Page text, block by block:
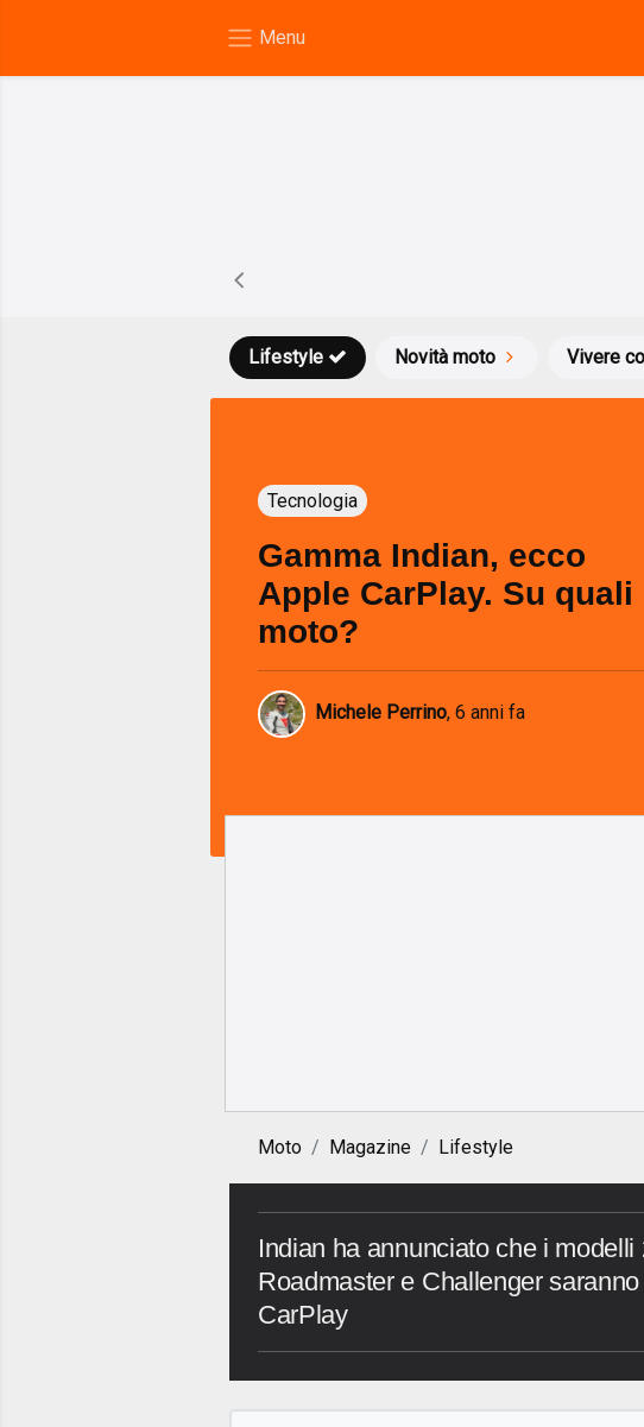
Novità moto Vivere
Lifestyle
Tecnologia
Gamma Indian, ecco
Apple CarPlay. Su quali
moto?
Michele Perrino, 6 anni fa
Moto Magazine Lifestyle
Indian ha annunciato che i
Roadmaster e Challenger
CarPlay